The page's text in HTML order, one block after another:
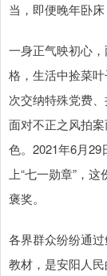
当，即便晚年卧床
一身正气映初心
格，生活中捡菜
次交纳特殊党费
面对不正之风拍
色。2021年6月
上“七一勋章”，
褒奖。
各界群众纷纷通
教材，是安阳人